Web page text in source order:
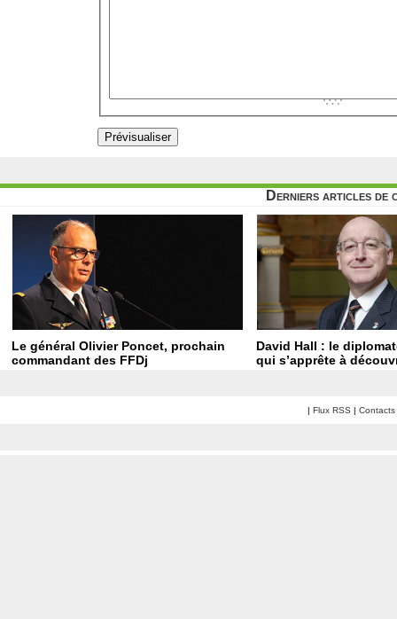
Derniers articles de
Le général Olivier Poncet, prochain
commandant des FFDj
David Hall : le
qui s’apprête à
| Flux RSS | Contacts